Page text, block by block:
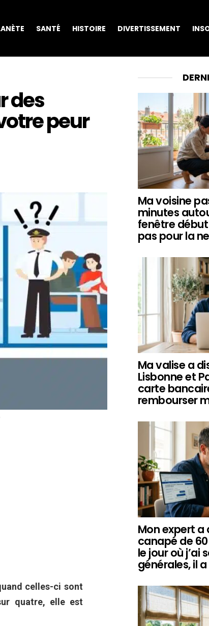
SANTÉ HISTOIRE DIVERTISSEMENT
des
peur
celles-ci sont
quatre, elle est
Ma voisine
minutes
fenêtre
pas pour la
Ma valise a
Lisbonne et
carte
rembourser
Mon expert
canapé de 60
le jour où j’ai
générales, il